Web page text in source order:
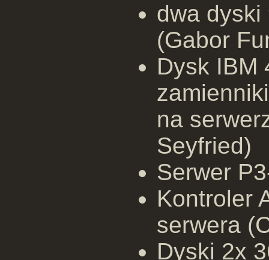
dwa dyski
(Gabor
Dysk IBM
na
Seyfried)
Serwer
Kontroler
serwera
Dyski 2x